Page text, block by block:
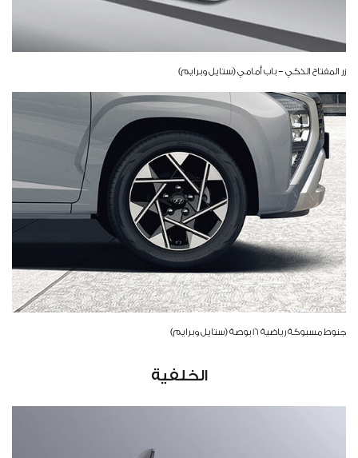
زر المفتاح الذكي – باب أمامي (ستايل وبرايم)
جنوط مسبوكة رياضية 16 بوصة (ستايل وبرايم)
الخلفية